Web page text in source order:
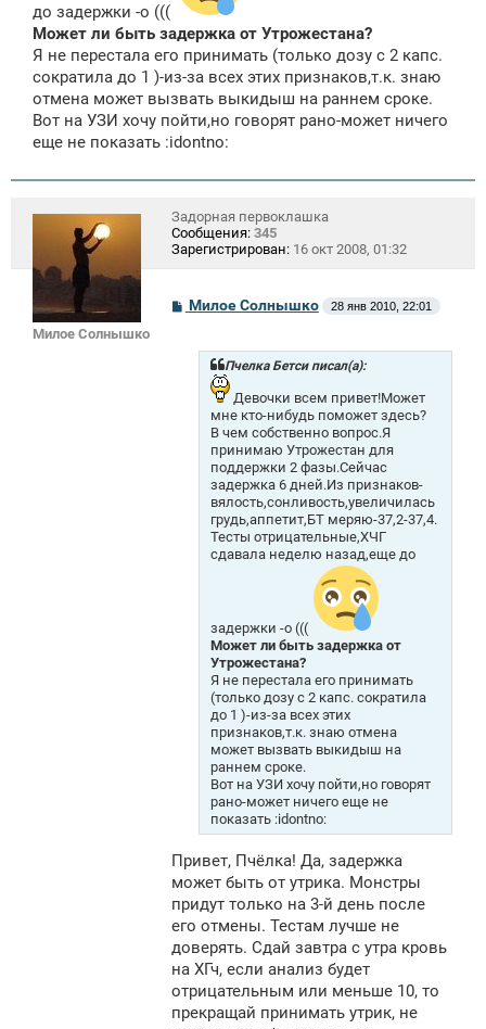
до задержки -о (((
Может ли быть задержка от Утрожестана?
Я не перестала его принимать (только дозу с 2 капс.
сократила до 1 )-из-за всех этих признаков,т.к. знаю
отмена может вызвать выкидыш на раннем сроке.
Вот на УЗИ хочу пойти,но говорят рано-может ничего
еще не показать :idontno:
Милое Солнышко
Задорная первоклашка
Сообщения: 345
Зарегистрирован: 16 окт 2008, 01:32
СМилое Солнышко 28 янв 2010, 22:01
Пчелка Бетси писал(а):
Девочки всем привет!Может
мне кто-нибудь поможет здесь?
В чем собственно вопрос.Я
принимаю Утрожестан для
поддержки 2 фазы.Сейчас
задержка 6 дней.Из признаков-
вялость,сонливость,увеличилась
грудь,аппетит,БТ меряю-37,2-37,4.
Тесты отрицательные,ХЧГ
сдавала неделю назад,еще до
задержки -о (((
Может ли быть задержка от
Утрожестана?
Я не перестала его принимать
(только дозу с 2 капс. сократила
до 1 )-из-за всех этих
признаков,т.к. знаю отмена
может вызвать выкидыш на
раннем сроке.
Вот на УЗИ хочу пойти,но говорят
рано-может ничего еще не
показать :idontno:
Привет, Пчёлка! Да, задержка
может быть от утрика. Монстры
придут только на 3-й день после
его отмены. Тестам лучше не
доверять. Сдай завтра с утра кровь
на ХГч, если анализ будет
отрицательным или меньше 10, то
прекращай принимать утрик, не